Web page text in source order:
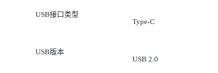
USB接口类型
Type-C
USB版本
USB 2.0